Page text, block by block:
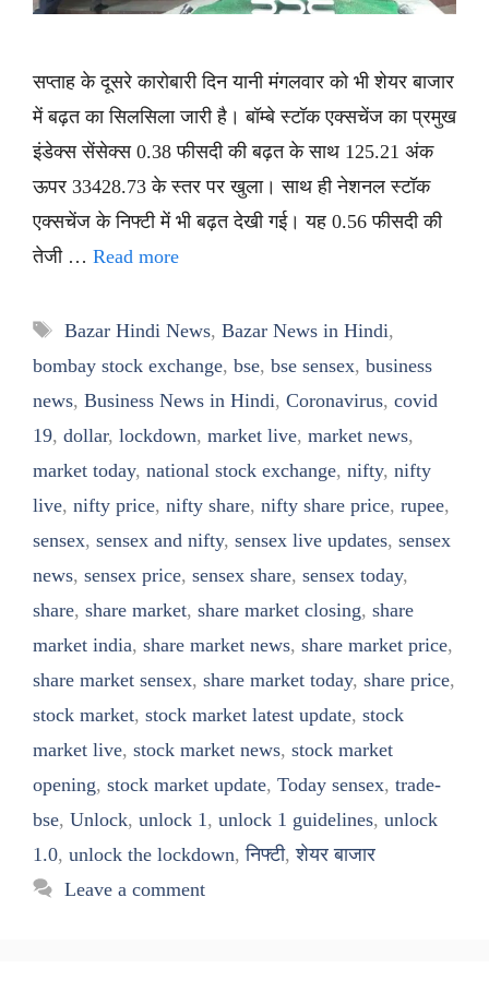
सप्ताह के दूसरे कारोबारी दिन यानी मंगलवार को भी शेयर बाजार
में बढ़त का सिलसिला जारी है। बॉम्बे स्टॉक एक्सचेंज का प्रमुख
इंडेक्स सेंसेक्स 0.38 फीसदी की बढ़त के साथ 125.21 अंक
ऊपर 33428.73 के स्तर पर खुला। साथ ही नेशनल स्टॉक
एक्सचेंज के निफ्टी में भी बढ़त देखी गई। यह 0.56 फीसदी की
तेजी … Read more
Tags
Bazar Hindi News, Bazar News in Hindi,
bombay stock exchange, bse, bse sensex, business
news, Business News in Hindi, Coronavirus, covid
19, dollar, lockdown, market live, market news,
market today, national stock exchange, nifty, nifty
live, nifty price, nifty share, nifty share price, rupee,
sensex, sensex and nifty, sensex live updates, sensex
news, sensex price, sensex share, sensex today,
share, share market, share market closing, share
market india, share market news, share market price,
share market sensex, share market today, share price,
stock market, stock market latest update, stock
market live, stock market news, stock market
opening, stock market update, Today sensex, trade-
bse, Unlock, unlock 1 , unlock 1 guidelines, unlock
1.0, unlock the lockdown,निफ्टी,शेयर बाजार
Leave a comment